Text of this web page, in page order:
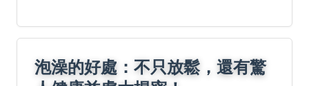
泡澡的好處：不只放鬆，還有驚